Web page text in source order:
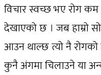
विचार स्वच्छ भए रोग कम
देखाएको छ । जब हाम्रो
आउन थाल्छ त्यो नै
कुनै अंगमा चिलाउने या